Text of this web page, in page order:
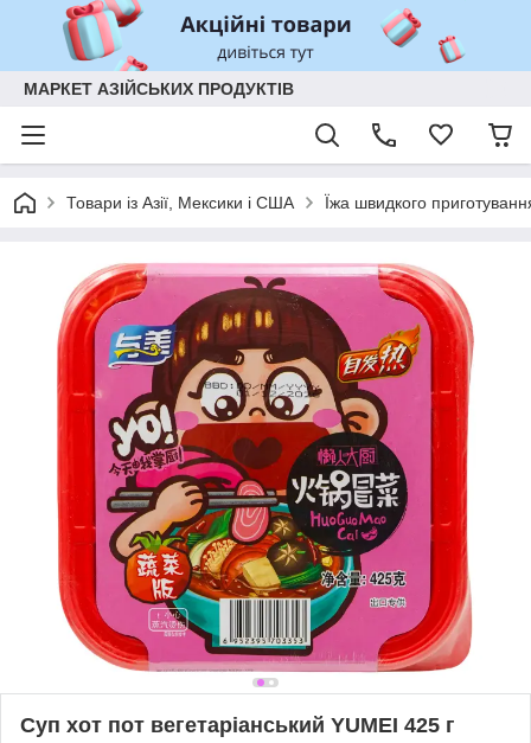
МАРКЕТ АЗІЙСЬКИХ ПРОДУКТІВ
Товари із Азії, Мексики і США Їжа швидкого
Суп хот пот вегетаріанський YUMEI 425 г